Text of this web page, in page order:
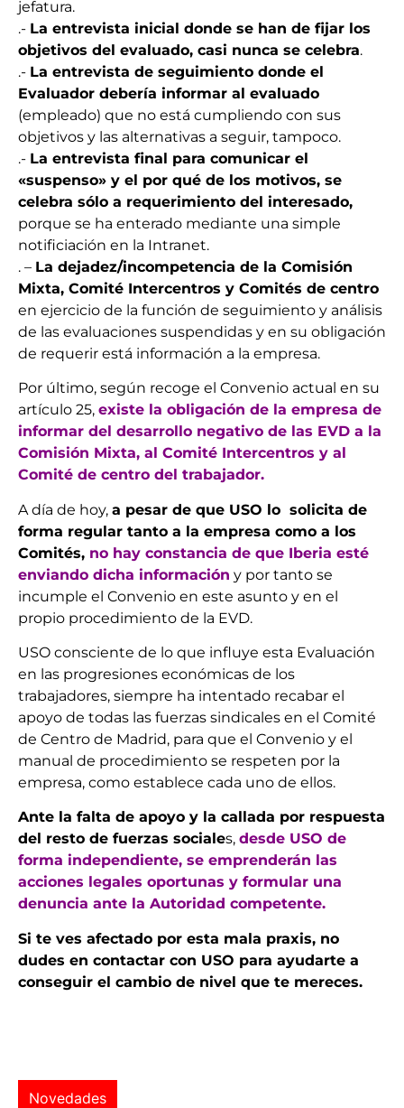
jefatura.
.- La entrevista inicial donde se han de fijar los
objetivos del evaluado, casi nunca se celebra.
.- La entrevista de seguimiento donde el
Evaluador debería informar al evaluado
(empleado) que no está cumpliendo con sus
objetivos y las alternativas a seguir, tampoco.
.- La entrevista final para comunicar el
«suspenso» y el por qué de los motivos, se
celebra sólo a requerimiento del interesado,
porque se ha enterado mediante una simple
notificiación en la Intranet.
. – La dejadez/incompetencia de la Comisión
Mixta, Comité Intercentros y Comités de centro
en ejercicio de la función de seguimiento y análisis
de las evaluaciones suspendidas y en su obligación
de requerir está información a la empresa.
Por último, según recoge el Convenio actual en su
artículo 25, existe la obligación de la empresa de
informar del desarrollo negativo de las EVD a la
Comisión Mixta, al Comité Intercentros y al
Comité de centro del trabajador.
A día de hoy, a pesar de que USO lo solicita de
forma regular tanto a la empresa como a los
Comités, no hay constancia de que Iberia esté
enviando dicha información y por tanto se
incumple el Convenio en este asunto y en el
propio procedimiento de la EVD.
USO consciente de lo que influye esta Evaluación
en las progresiones económicas de los
trabajadores, siempre ha intentado recabar el
apoyo de todas las fuerzas sindicales en el Comité
de Centro de Madrid, para que el Convenio y el
manual de procedimiento se respeten por la
empresa, como establece cada uno de ellos.
Ante la falta de apoyo y la callada por respuesta
del resto de fuerzas sociales, desde USO de
forma independiente, se emprenderán las
acciones legales oportunas y formular una
denuncia ante la Autoridad competente.
Si te ves afectado por esta mala praxis, no
dudes en contactar con USO para ayudarte a
conseguir el cambio de nivel que te mereces.
Novedades